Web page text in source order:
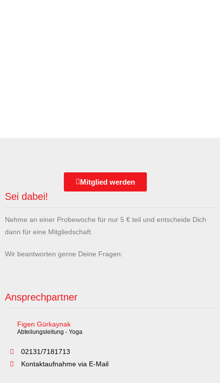
Mitglied werden
Sei dabei!
Nehme an einer Probewoche für nur 5 € teil und entscheide Dich
dann für eine Mitgliedschaft.
Wir beantworten gerne Deine Fragen:
Ansprechpartner
Figen Gürkaynak
Abteilungsleitung - Yoga
02131/7181713
Kontaktaufnahme via E-Mail